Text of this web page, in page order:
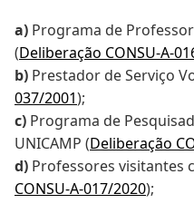
a) Programa de
(Deliberação CONSU-A-
b) Prestador de Serviço
037/2001);
c) Programa de
UNICAMP (Deliberação
d) Professores visitantes
CONSU-A-017/2020);